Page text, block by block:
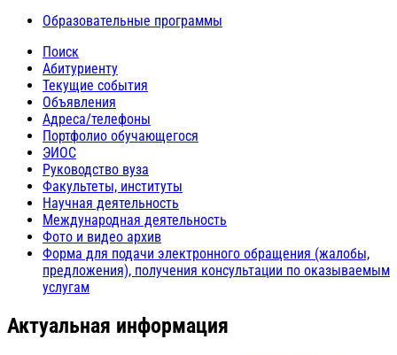
Образовательные программы
Поиск
Абитуриенту
Текущие события
Объявления
Адреса/телефоны
Портфолио обучающегося
ЭИОС
Руководство вуза
Факультеты, институты
Научная деятельность
Международная деятельность
Фото и видео архив
Форма для подачи электронного обращения (жалобы,
предложения), получения консультации по оказываемым
услугам
Актуальная информация